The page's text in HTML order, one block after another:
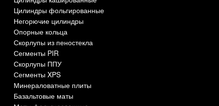
Цилиндры фольгированные
Негорючие цилиндры
Опорные кольца
Скорлупы из пеностекла
Сегменты PIR
Скорлупы ППУ
Сегменты XPS
Минераловатные плиты
Базальтовые маты